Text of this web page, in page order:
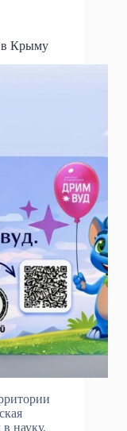
в Крыму
науку.